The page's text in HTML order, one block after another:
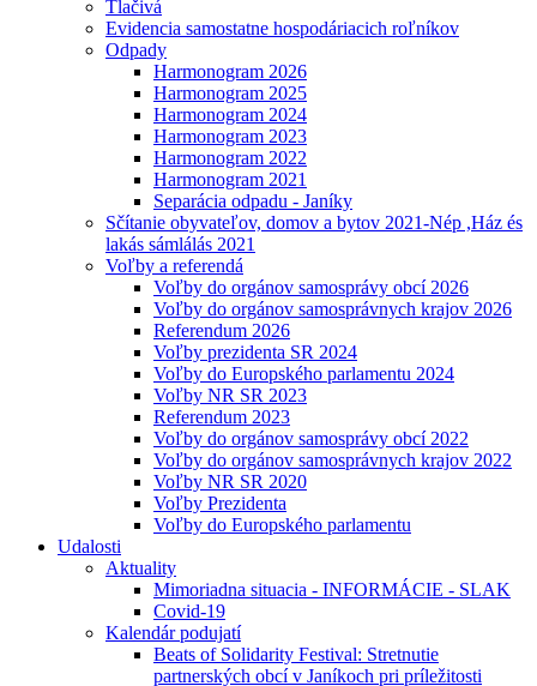
Tlačivá
Evidencia samostatne hospodáriacich roľníkov
Odpady
Harmonogram 2026
Harmonogram 2025
Harmonogram 2024
Harmonogram 2023
Harmonogram 2022
Harmonogram 2021
Separácia odpadu - Janíky
Sčítanie obyvateľov, domov a bytov 2021-Nép ,Ház és
lakás sámlálás 2021
Voľby a referendá
Voľby do orgánov samosprávy obcí 2026
Voľby do orgánov samosprávnych krajov 2026
Referendum 2026
Voľby prezidenta SR 2024
Voľby do Europského parlamentu 2024
Voľby NR SR 2023
Referendum 2023
Voľby do orgánov samosprávy obcí 2022
Voľby do orgánov samosprávnych krajov 2022
Voľby NR SR 2020
Voľby Prezidenta
Voľby do Europského parlamentu
Udalosti
Aktuality
Mimoriadna situacia - INFORMÁCIE - SLAK
Covid-19
Kalendár podujatí
Beats of Solidarity Festival: Stretnutie
partnerských obcí v Janíkoch pri príležitosti